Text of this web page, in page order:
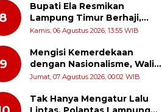
tanggal 7 dan 8 Agustus
2026
8
Bupati Ela Resmikan
Lampung Timur Berhaji,
Gerakan Menabung Syariah
Tanah Suci
Kamis, 06 Agustus 2026, 13:55 WIB
9
Mengisi Kemerdekaan
dengan Nasionalisme, Wali
Nagari Talang Serukan
Putih Sepanjang Agustus
Jumat, 07 Agustus 2026, 00:02 WIB
Tak Hanya Mengatur Lalu